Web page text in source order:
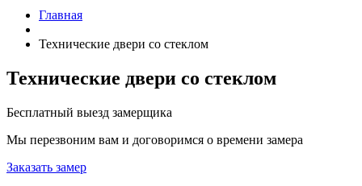
Главная
Технические двери со стеклом
Технические двери со стеклом
Бесплатный выезд замерщика
Мы перезвоним вам и договоримся о времени замера
Заказать замер